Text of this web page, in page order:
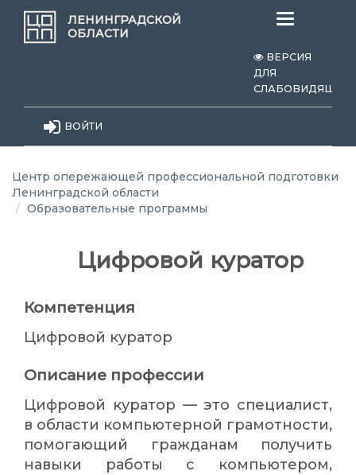
ЛЕНИНГРАДСКОЙ
ОБЛАСТИ
Меню
ВЕРСИЯ
ДЛЯ
СЛАБОВИДЯЩИХ
ВОЙТИ
Центр опережающей профессиональной подготовки
Ленинградской области
Образовательные программы
Цифровой куратор
Компетенция
Цифровой куратор
Описание профессии
Цифровой куратор — это специалист,
в области компьютерной грамотности,
помогающий гражданам получить
навыки работы с компьютером,